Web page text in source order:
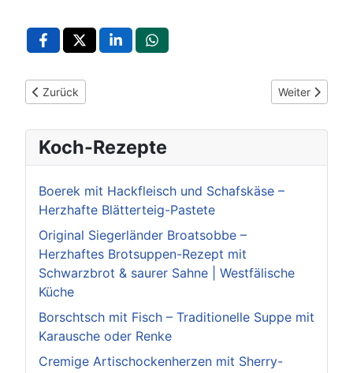
Vorheriger Beitrag: Karlsruhe spielt! 2025: 5 Tage voller Spiel
Zurück Nächster
Weiter
Koch-Rezepte
Boerek mit Hackfleisch und Schafskäse –
Herzhafte Blätterteig-Pastete
Original Siegerländer Broatsobbe –
Herzhaftes Brotsuppen-Rezept mit
Schwarzbrot & saurer Sahne | Westfälische
Küche
Borschtsch mit Fisch – Traditionelle Suppe mit
Karausche oder Renke
Cremige Artischockenherzen mit Sherry-